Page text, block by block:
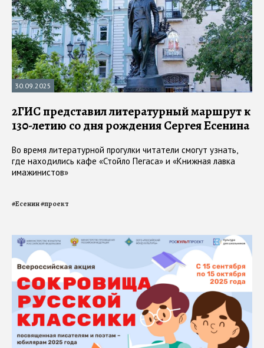
30.09.2025
2ГИС представил литературный маршрут к
130-летию со дня рождения Сергея Есенина
Во время литературной прогулки читатели смогут узнать,
где находились кафе «Стойло Пегаса» и «Книжная лавка
имажинистов»
#Есенин#проект